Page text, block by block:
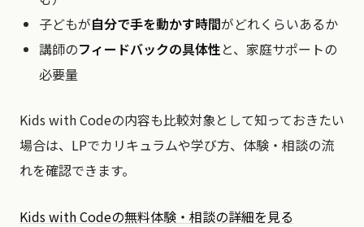
子どもが自分で手を動かす時間がどれくらいあるか
講師のフィードバックの具体性と、家庭サポートの
必要量
Kids with Codeの内容も比較対象として知っておきたい
場合は、LPでカリキュラムや学び方、体験・相談の流
れを確認できます。
Kids with Codeの無料体験・相談の詳細を見る